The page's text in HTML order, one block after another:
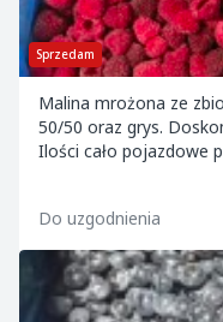
Sprzedam
Malina mrożona ze
50/50 oraz grys.
Ilości cało pojazdowe
Do uzgodnienia